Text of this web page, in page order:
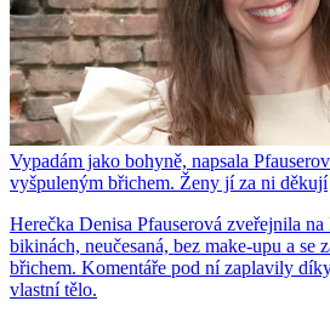
Vypadám jako bohyně, napsala
vyšpuleným břichem. Ženy jí za ni děkují
Herečka Denisa Pfauserová zveřejnila
bikinách, neučesaná, bez make-upu a se
břichem. Komentáře pod ní zaplavily
vlastní tělo.